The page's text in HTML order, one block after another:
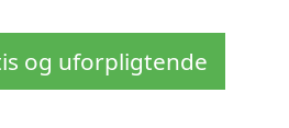
og uforpligtende